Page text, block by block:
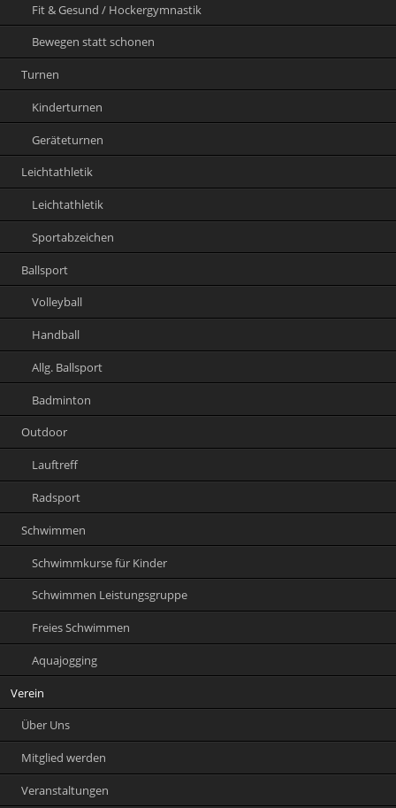
Fit & Gesund / Hockergymnastik
Bewegen statt schonen
Turnen
Kinderturnen
Geräteturnen
Leichtathletik
Leichtathletik
Sportabzeichen
Ballsport
Volleyball
Handball
Allg. Ballsport
Badminton
Outdoor
Lauftreff
Radsport
Schwimmen
Schwimmkurse für Kinder
Schwimmen Leistungsgruppe
Freies Schwimmen
Aquajogging
Verein
Über Uns
Mitglied werden
Veranstaltungen